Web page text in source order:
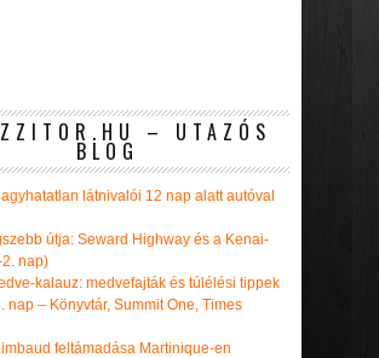
– UTAZÓS
BLOG
látnivalói 12 nap alatt autóval
útja: Seward Highway és a Kenai-
nap)
kalauz: medvefajták és túlélési tippek
nap – Könyvtár, Summit One, Times
feltámadása Martinique-en